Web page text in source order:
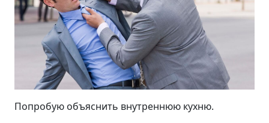
Попробую объяснить внутреннюю кухню.